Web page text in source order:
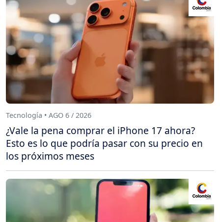
Tecnología • AGO 6 / 2026
¿Vale la pena comprar el iPhone 17 ahora?
Esto es lo que podría pasar con su precio en
los próximos meses